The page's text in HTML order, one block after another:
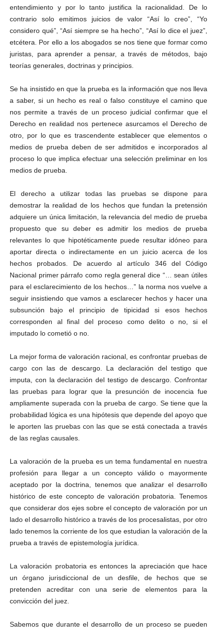
entendimiento y por lo tanto justifica la racionalidad. De lo
contrario solo emitimos juicios de valor “Así lo creo”, “Yo
considero qué”, “Así siempre se ha hecho”, “Así lo dice el juez”,
etcétera. Por ello a los abogados se nos tiene que formar como
juristas, para aprender a pensar, a través de métodos, bajo
teorías generales, doctrinas y principios.
Se ha insistido en que la prueba es la información que nos lleva
a saber, si un hecho es real o falso constituye el camino que
nos permite a través de un proceso judicial confirmar que el
Derecho en realidad nos pertenece asurcamos el Derecho de
otro, por lo que es trascendente establecer que elementos o
medios de prueba deben de ser admitidos e incorporados al
proceso lo que implica efectuar una selección preliminar en los
medios de prueba.
El derecho a utilizar todas las pruebas se dispone para
demostrar la realidad de los hechos que fundan la pretensión
adquiere un única limitación, la relevancia del medio de prueba
propuesto que su deber es admitir los medios de prueba
relevantes lo que hipotéticamente puede resultar idóneo para
aportar directa o indirectamente en un juicio acerca de los
hechos probados. De acuerdo al artículo 346 del Código
Nacional primer párrafo como regla general dice “… sean útiles
para el esclarecimiento de los hechos…” la norma nos vuelve a
seguir insistiendo que vamos a esclarecer hechos y hacer una
subsunción bajo el principio de tipicidad si esos hechos
corresponden al final del proceso como delito o no, si el
imputado lo cometió o no.
La mejor forma de valoración racional, es confrontar pruebas de
cargo con las de descargo. La declaración del testigo que
imputa, con la declaración del testigo de descargo. Confrontar
las pruebas para lograr que la presunción de inocencia fue
ampliamente superada con la prueba de cargo. Se tiene que la
probabilidad lógica es una hipótesis que depende del apoyo que
le aporten las pruebas con las que se está conectada a través
de las reglas causales.
La valoración de la prueba es un tema fundamental en nuestra
profesión para llegar a un concepto válido o mayormente
aceptado por la doctrina, tenemos que analizar el desarrollo
histórico de este concepto de valoración probatoria. Tenemos
que considerar dos ejes sobre el concepto de valoración por un
lado el desarrollo histórico a través de los procesalistas, por otro
lado tenemos la corriente de los que estudian la valoración de la
prueba a través de epistemología jurídica.
La valoración probatoria es entonces la apreciación que hace
un órgano jurisdiccional de un desfile, de hechos que se
pretenden acreditar con una serie de elementos para la
convicción del juez.
Sabemos que durante el desarrollo de un proceso se pueden